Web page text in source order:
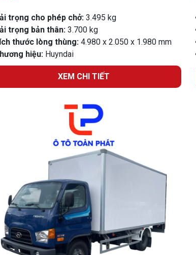
trọng cho phép chở: 3.495 kg
trọng bản thân: 3.700 kg
thước lòng thùng: 4.980 x 2.050 x 1.980 mm
hiệu: Huyndai
XEM CHI TIẾT